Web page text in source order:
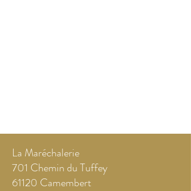
La Maréchalerie
701 Chemin du Tuffey
61120 Camembert